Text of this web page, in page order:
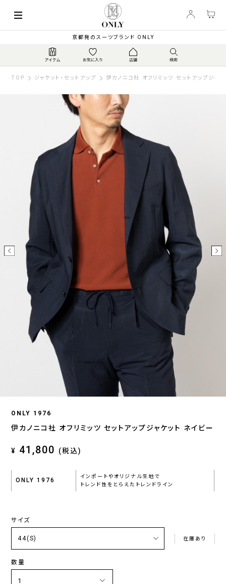
京都発のスーツブランド ONLY
TOP ジャケット・セットアップ 伊カノニコ社 オフリミッツ セットアップジャ
ONLY 1976
伊カノニコ社 オフリミッツ セットアップジャケット ネイビー
¥ 41,800 (税込)
ONLY 1976
インポートやオリジナル生地で
トレンド性をとらえたトレンドライン
サイズ
在庫あり
数量